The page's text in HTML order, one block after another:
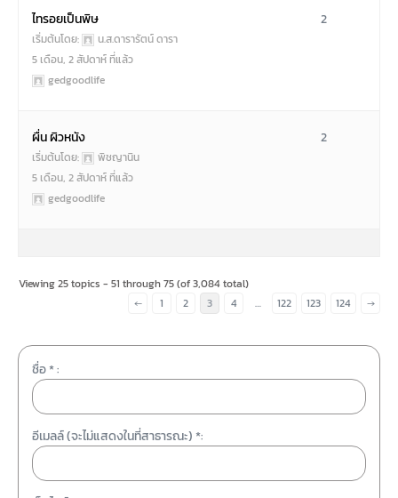
ไทรอยเป็นพิษ
เริ่มต้นโดย: น.ส.ดารารัตน์ ดารา
2
5 เดือน, 2 สัปดาห์ ที่แล้ว
gedgoodlife
ผื่น ผิวหนัง
เริ่มต้นโดย: พิชญานิน
2
5 เดือน, 2 สัปดาห์ ที่แล้ว
gedgoodlife
Viewing 25 topics - 51 through 75 (of 3,084 total)
←
1 2 3 4 … 122 123 124 →
ชื่อ * :
อีเมลล์ (จะไม่แสดงในที่สาธารณะ) *: